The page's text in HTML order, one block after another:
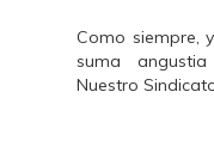
Como siempre,
suma
Nuestro